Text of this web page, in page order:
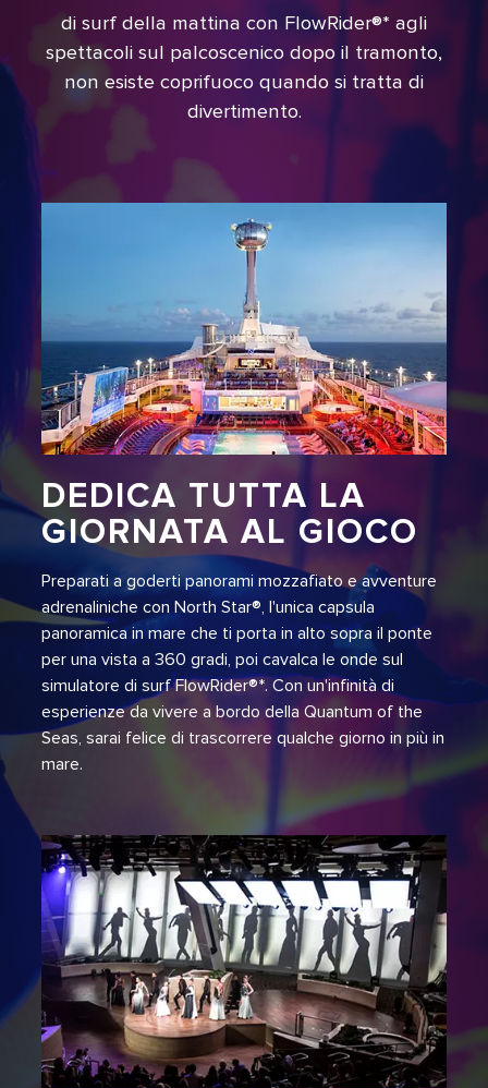
di surf della mattina con FlowRider®* agli
spettacoli sul palcoscenico dopo il tramonto,
non esiste coprifuoco quando si tratta di
divertimento.
DEDICA TUTTA LA
GIORNATA AL GIOCO
Preparati a goderti panorami mozzafiato e avventure
adrenaliniche con North Star®, l'unica capsula
panoramica in mare che ti porta in alto sopra il ponte
per una vista a 360 gradi, poi cavalca le onde sul
simulatore di surf FlowRider®*. Con un'infinità di
esperienze da vivere a bordo della Quantum of the
Seas, sarai felice di trascorrere qualche giorno in più in
mare.